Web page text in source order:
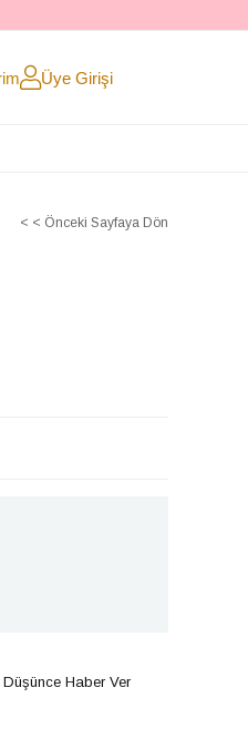
Üye Girişi
< < Önceki Sayfaya Dön
Haber Ver